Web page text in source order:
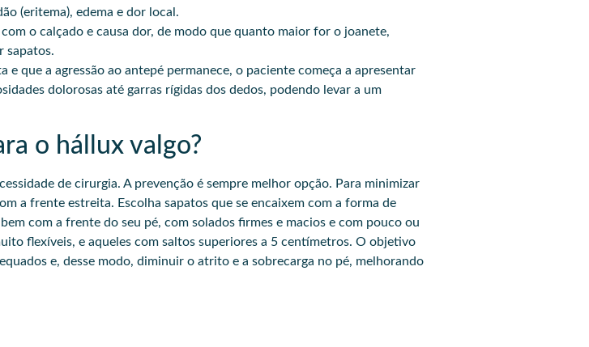
(eritema), edema e dor local.
o calçado e causa dor, de modo que quanto maior for o joanete,
sapatos.
que a agressão ao antepé permanece, o paciente começa a apresentar
dolorosas até garras rígidas dos dedos, podendo levar a um
o hállux valgo?
de cirurgia. A prevenção é sempre melhor opção. Para minimizar
a frente estreita. Escolha sapatos que se encaixem com a forma de
com a frente do seu pé, com solados firmes e macios e com pouco ou
flexíveis, e aqueles com saltos superiores a 5 centímetros. O objetivo
e, desse modo, diminuir o atrito e a sobrecarga no pé, melhorando